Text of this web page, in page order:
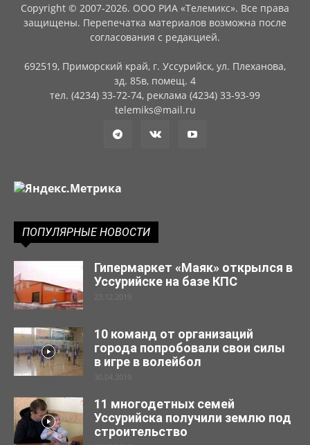
Copyright © 2007-2026. ООО РИА «Телемикс». Все права
защищены. Перепечатка материалов возможна после
согласования с редакцией.
692519, Приморский край, г. Уссурийск, ул. Плеханова,
зд. 85в, помещ. 4
тел. (4234) 33-72-74, реклама (4234) 33-93-99
telemiks@mail.ru
ПОПУЛЯРНЫЕ НОВОСТИ
Гипермаркет «Маяк» открылся в
Уссурийске на базе КПС
23.12.2019
10 команд от организаций
города попробовали свои силы
в игре в волейбол
30.04.2019
11 многодетных семей
Уссурийска получили землю под
строительство